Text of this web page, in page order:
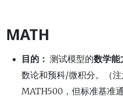
MATH
目的： 测试模型的数学能
数论和预科/微积分。（
MATH500，但标准基准